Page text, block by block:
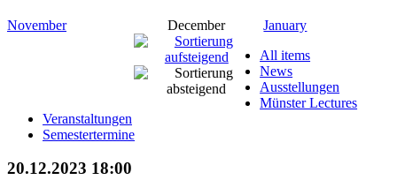
November December
January
All items
News
Ausstellungen
Münster Lectures
Veranstaltungen
Semestertermine
20.12.2023 18:00